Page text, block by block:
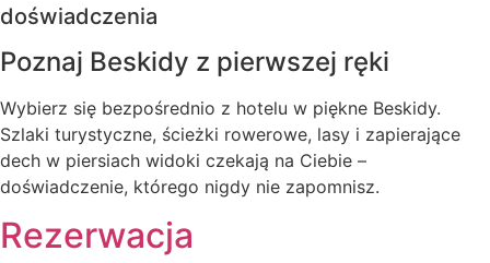
doświadczenia
Poznaj Beskidy z pierwszej ręki
Wybierz się bezpośrednio z hotelu w piękne Beskidy.
Szlaki turystyczne, ścieżki rowerowe, lasy i zapierające
dech w piersiach widoki czekają na Ciebie –
doświadczenie, którego nigdy nie zapomnisz.
Rezerwacja